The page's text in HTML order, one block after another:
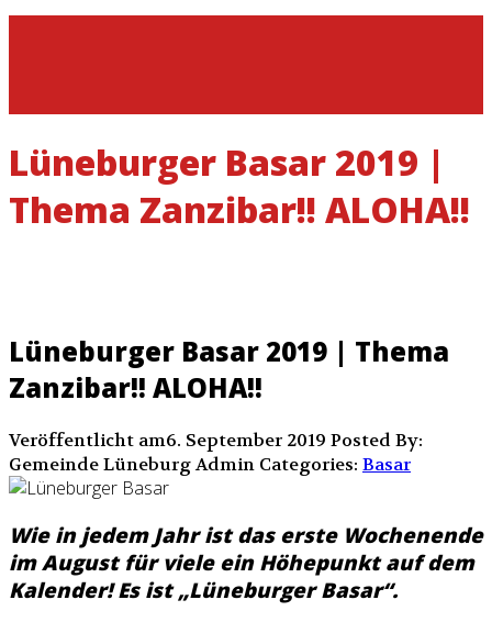
Lüneburger Basar 2019 |
Thema Zanzibar!! ALOHA!!
Lüneburger Basar 2019 | Thema
Zanzibar!! ALOHA!!
Veröffentlicht am6. September 2019 Posted By:
Gemeinde Lüneburg Admin Categories: Basar
Wie in jedem Jahr ist das erste Wochenende
im August für viele ein Höhepunkt auf dem
Kalender! Es ist „Lüneburger Basar“.